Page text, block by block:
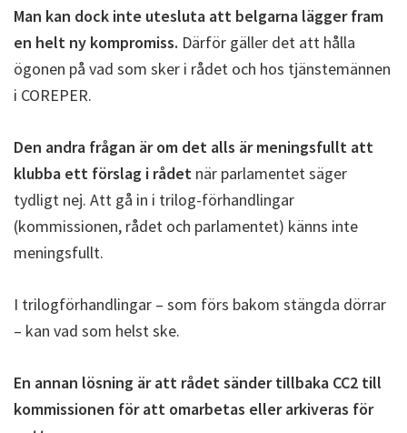
Man kan dock inte utesluta att belgarna lägger fram
en helt ny kompromiss. Därför gäller det att hålla
ögonen på vad som sker i rådet och hos tjänstemännen
i COREPER.
Den andra frågan är om det alls är meningsfullt att
klubba ett förslag i rådet när parlamentet säger
tydligt nej. Att gå in i trilog-förhandlingar
(kommissionen, rådet och parlamentet) känns inte
meningsfullt.
I trilogförhandlingar – som förs bakom stängda dörrar
– kan vad som helst ske.
En annan lösning är att rådet sänder tillbaka CC2 till
kommissionen för att omarbetas eller arkiveras för